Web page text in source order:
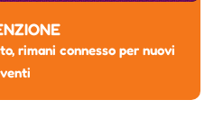
rimani connesso per nuovi